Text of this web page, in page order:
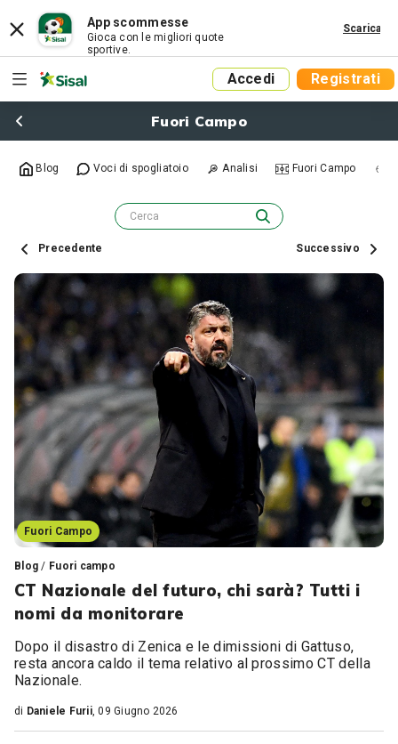
App scommesse
Gioca con le migliori quote
sportive.
Scarica
Accedi Registrati
Fuori Campo
Blog Voci di spogliatoio Analisi Fuori Campo
Precedente Successivo
Fuori Campo
Blog / Fuori campo
CT Nazionale del futuro, chi sarà? Tutti i
nomi da monitorare
Dopo il disastro di Zenica e le dimissioni di Gattuso,
resta ancora caldo il tema relativo al prossimo CT della
Nazionale.
di Daniele Furii, 09 Giugno 2026